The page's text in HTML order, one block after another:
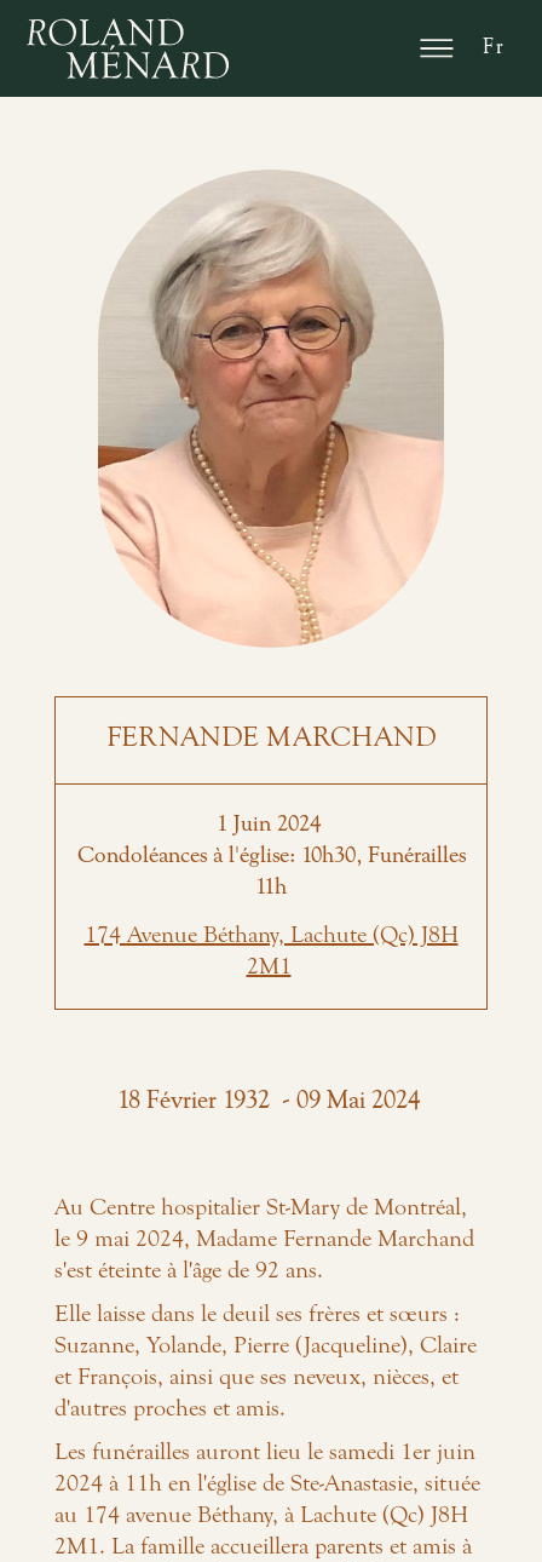
Fr
FERNANDE MARCHAND
1 Juin 2024
Condoléances à l'église: 10h30, Funérailles
11h
174 Avenue Béthany, Lachute (Qc) J8H
2M1
18 Février 1932 - 09 Mai 2024
Au Centre hospitalier St-Mary de Montréal,
le 9 mai 2024, Madame Fernande Marchand
s'est éteinte à l'âge de 92 ans.
Elle laisse dans le deuil ses frères et sœurs :
Suzanne, Yolande, Pierre (Jacqueline), Claire
et François, ainsi que ses neveux, nièces, et
d'autres proches et amis.
Les funérailles auront lieu le samedi 1er juin
2024 à 11h en l'église de Ste-Anastasie, située
au 174 avenue Béthany, à Lachute (Qc) J8H
2M1. La famille accueillera parents et amis à